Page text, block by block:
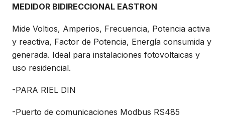
MEDIDOR BIDIRECCIONAL EASTRON
Mide Voltios, Amperios, Frecuencia, Potencia activa
y reactiva, Factor de Potencia, Energía consumida y
generada. Ideal para instalaciones fotovoltaicas y
uso residencial.
-PARA RIEL DIN
-Puerto de comunicaciones Modbus RS485